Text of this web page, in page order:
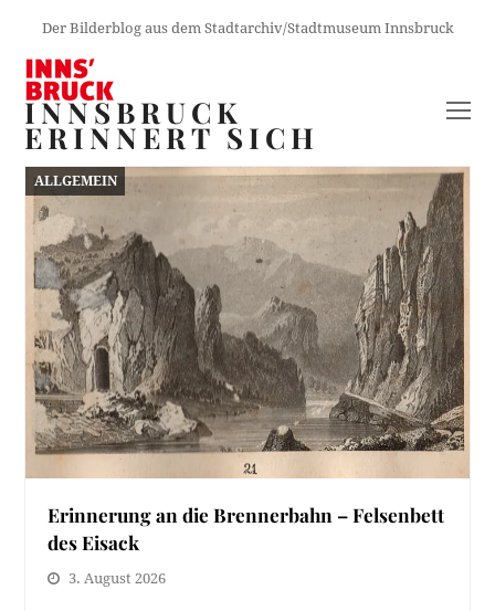
Der Bilderblog aus dem Stadtarchiv/Stadtmuseum Innsbruck
INNSBRUCK
ERINNERT SICH
ALLGEMEIN
Erinnerung an die Brennerbahn – Felsenbett
des Eisack
3. August 2026